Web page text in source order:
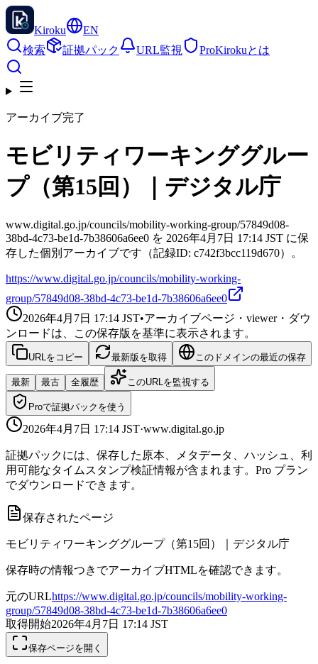
Kiroku
EN
検索
証拠パック URL監視 ProKirokuとは
アーカイブ完了
モビリティワーキンググルー
プ（第15回）｜デジタル庁
www.digital.go.jp/councils/mobility-working-group/57849d08-
38bd-4c73-be1d-7b38606a6ee0 を 2026年4月7日 17:14 JST に保
存した個別アーカイブです（記録ID: c742f3bcc119d670）。
https://www.digital.go.jp/councils/mobility-working-
group/57849d08-38bd-4c73-be1d-7b38606a6ee0
2026年4月7日 17:14 JST•アーカイブページ・viewer・ダウ
ンロードは、この保存版を基準に表示されます。
URLをコピー 最新版を取得 このドメインの最近の保存
最新 最古 全履歴 このURLを監視する
Proで証拠パックを使う
2026年4月7日 17:14 JST·www.digital.go.jp
証拠パックには、保存した原本、メタデータ、ハッシュ、利
用可能なタイムスタンプ検証情報が含まれます。Pro プラン
でダウンロードできます。
保存されたページ
モビリティワーキンググループ（第15回）｜デジタル庁
保存時の情報つきでアーカイブHTMLを確認できます。
元のURLhttps://www.digital.go.jp/councils/mobility-working-
group/57849d08-38bd-4c73-be1d-7b38606a6ee0
取得開始2026年4月7日 17:14 JST
保存ページを開く